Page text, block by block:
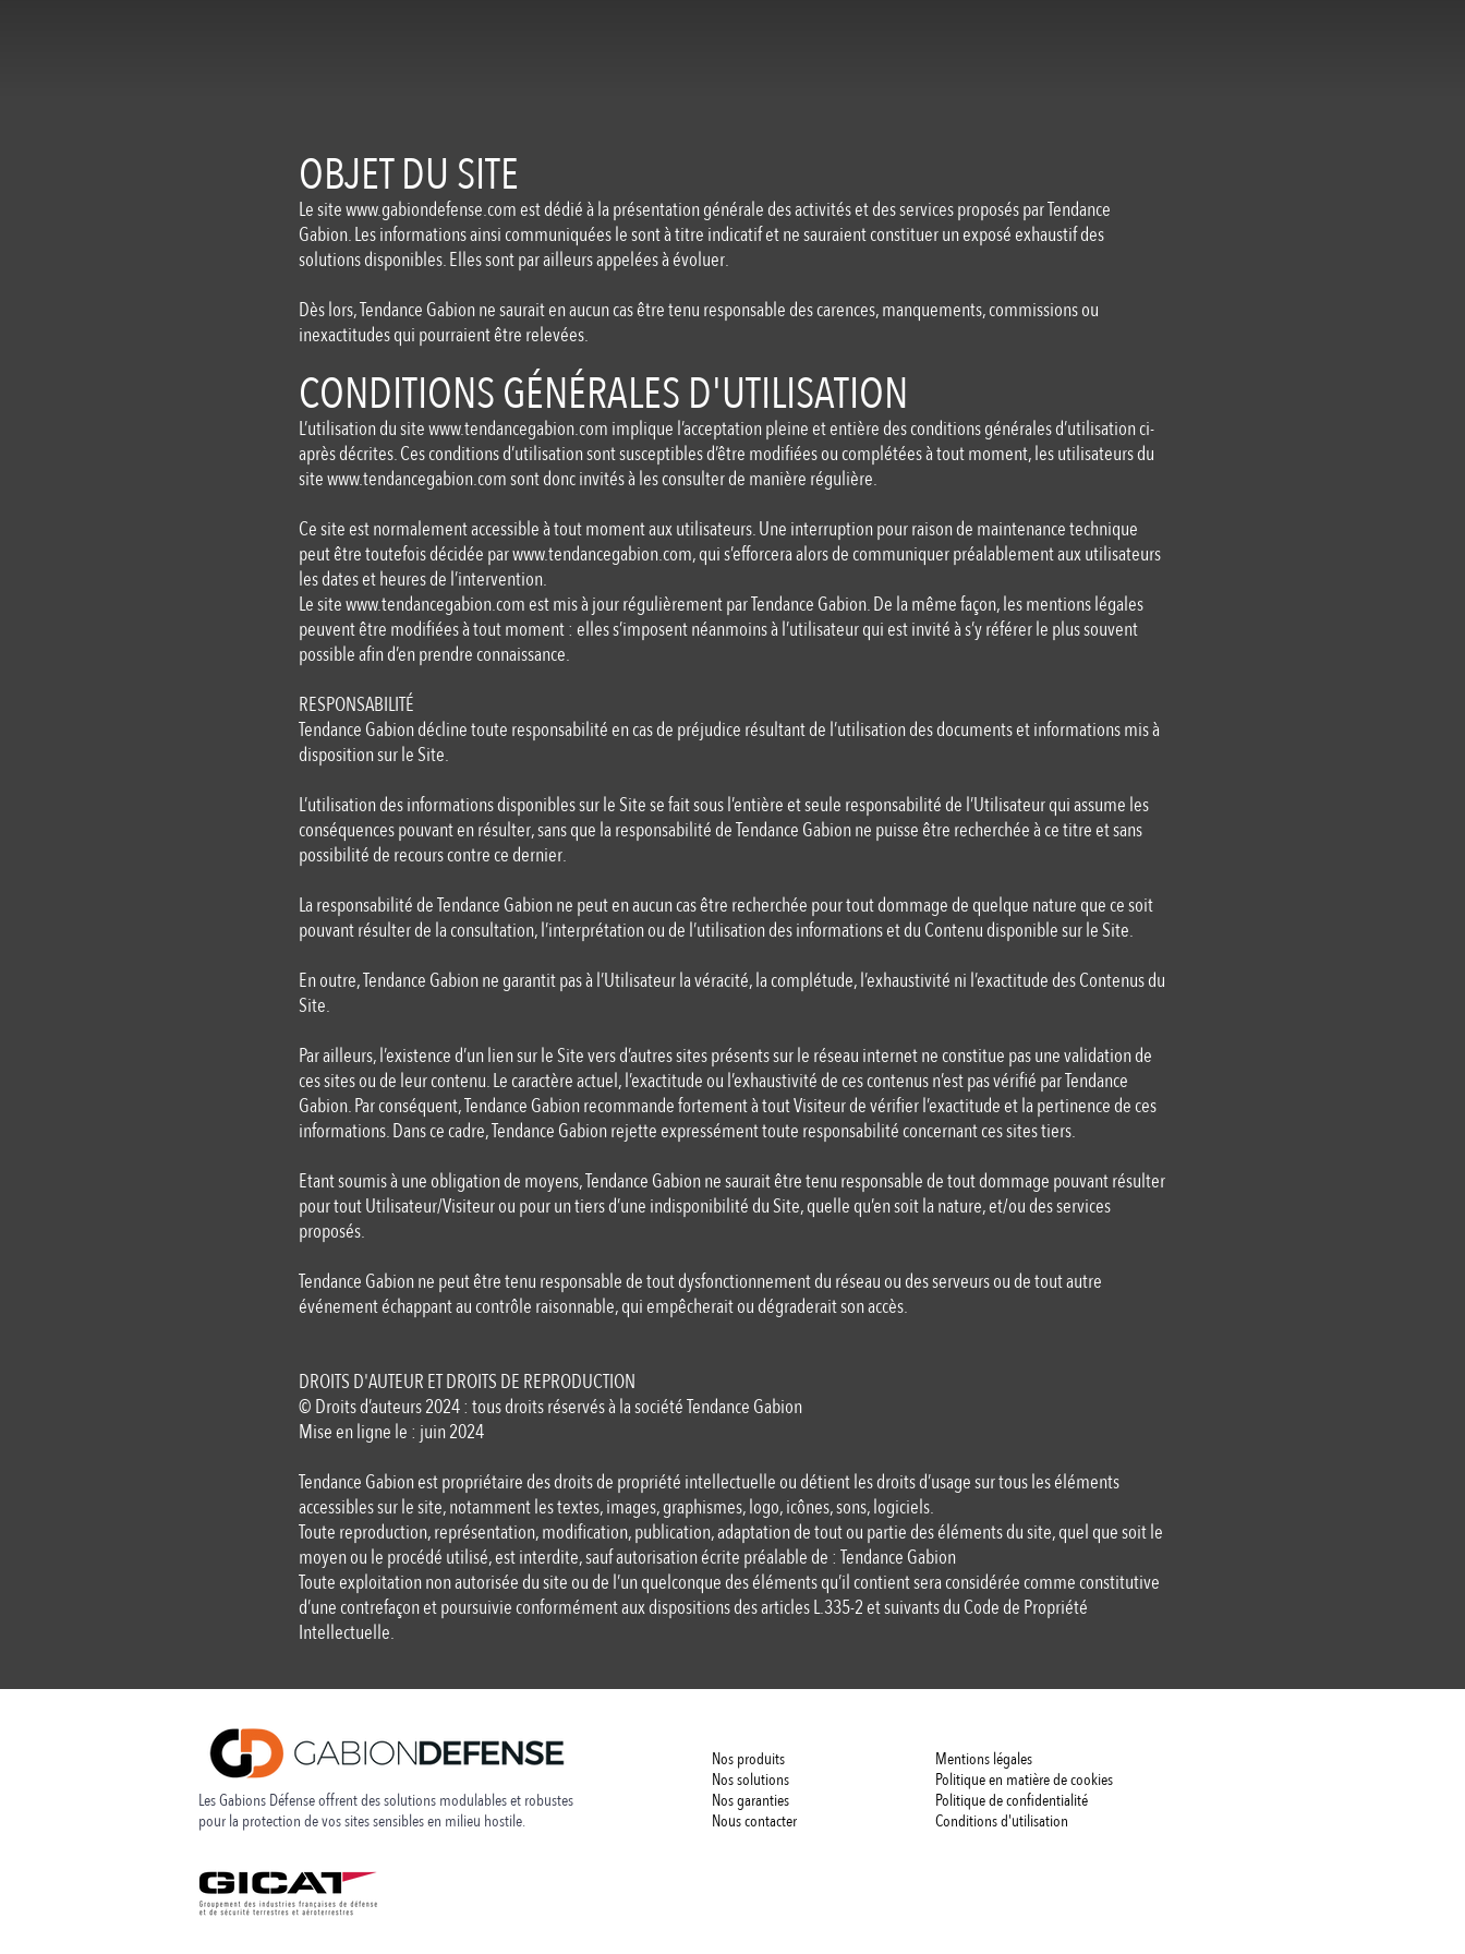
OBJET DU SITE
Le sitewww.gabiondefense.comest dédié à la présentation générale des activités et des services proposés par Tendance
Gabion. Les informations ainsi communiquées le sont à titre indicatif et ne sauraient constituer un exposé exhaustif des
solutions disponibles. Elles sont par ailleurs appelées à évoluer.
Dès lors, Tendance Gabion ne saurait en aucun cas être tenu responsable des carences, manquements, commissions ou
inexactitudes qui pourraient être relevées.
CONDITIONS GÉNÉRALES D'UTILISATION
L’utilisation du sitewww.tendancegabion.com implique l’acceptation pleine et entière des conditions générales d’utilisation ci-
après décrites. Ces conditions d’utilisation sont susceptibles d’être modifiées ou complétées à tout moment, les utilisateurs du
sitewww.tendancegabion.comsont donc invités à les consulter de manière régulière.
Ce site est normalement accessible à tout moment aux utilisateurs. Une interruption pour raison de maintenance technique
peut être toutefois décidée parwww.tendancegabion.com, qui s’efforcera alors de communiquer préalablement aux utilisateurs
les dates et heures de l’intervention.
Le sitewww.tendancegabion.comest mis à jour régulièrement par Tendance Gabion. De la même façon, les mentions légales
peuvent être modifiées à tout moment : elles s’imposent néanmoins à l’utilisateur qui est invité à s’y référer le plus souvent
possible afin d’en prendre connaissance.
RESPONSABILITÉ
Tendance Gabion décline toute responsabilité en cas de préjudice résultant de l’utilisation des documents et informations mis à
disposition sur le Site.
L’utilisation des informations disponibles sur le Site se fait sous l’entière et seule responsabilité de l’Utilisateur qui assume les
conséquences pouvant en résulter, sans que la responsabilité de Tendance Gabion ne puisse être recherchée à ce titre et sans
possibilité de recours contre ce dernier.
La responsabilité de Tendance Gabion ne peut en aucun cas être recherchée pour tout dommage de quelque nature que ce soit
pouvant résulter de la consultation, l’interprétation ou de l’utilisation des informations et du Contenu disponible sur le Site.
En outre, Tendance Gabion ne garantit pas à l’Utilisateur la véracité, la complétude, l’exhaustivité ni l’exactitude des Contenus du
Site.
Par ailleurs, l’existence d’un lien sur le Site vers d’autres sites présents sur le réseau internet ne constitue pas une validation de
ces sites ou de leur contenu. Le caractère actuel, l’exactitude ou l’exhaustivité de ces contenus n’est pas vérifié par Tendance
Gabion. Par conséquent, Tendance Gabion recommande fortement à tout Visiteur de vérifier l’exactitude et la pertinence de ces
informations. Dans ce cadre, Tendance Gabion rejette expressément toute responsabilité concernant ces sites tiers.
Etant soumis à une obligation de moyens, Tendance Gabion ne saurait être tenu responsable de tout dommage pouvant résulter
pour tout Utilisateur/Visiteur ou pour un tiers d’une indisponibilité du Site, quelle qu’en soit la nature, et/ou des services
proposés.
Tendance Gabion ne peut être tenu responsable de tout dysfonctionnement du réseau ou des serveurs ou de tout autre
événement échappant au contrôle raisonnable, qui empêcherait ou dégraderait son accès.
DROITS D'AUTEUR ET DROITS DE REPRODUCTION
© Droits d’auteurs 2024 : tous droits réservés à la société Tendance Gabion
Mise en ligne le : juin 2024
Tendance Gabion est propriétaire des droits de propriété intellectuelle ou détient les droits d’usage sur tous les éléments
accessibles sur le site, notamment les textes, images, graphismes, logo, icônes, sons, logiciels.
Toute reproduction, représentation, modification, publication, adaptation de tout ou partie des éléments du site, quel que soit le
moyen ou le procédé utilisé, est interdite, sauf autorisation écrite préalable de : Tendance Gabion
Toute exploitation non autorisée du site ou de l’un quelconque des éléments qu’il contient sera considérée comme constitutive
d’une contrefaçon et poursuivie conformément aux dispositions des articles L.335-2 et suivants du Code de Propriété
Intellectuelle.
Les Gabions Défense offrent des solutions modulables et robustes
pour la protection de vos sites sensibles en milieu hostile.
Nos produits
Nos solutions
Nos garanties
Nous contacter
Mentions légales
Politique en matière de cookies
Politique de confidentialité
Conditions d'utilisation